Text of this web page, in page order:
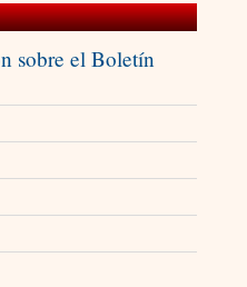
sobre el Boletín